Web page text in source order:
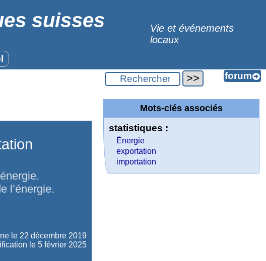
suisses
Vie et événements
locaux
l’énergie.
le 22 décembre 2019
le 5 février 2025
Mots-clés associés
statistiques :
Énergie
exportation
importation